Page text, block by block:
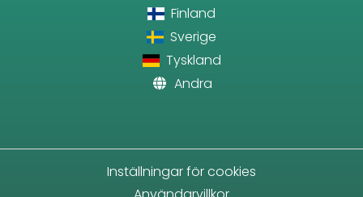
Finland
Sverige
Tyskland
Andra
Inställningar för cookies